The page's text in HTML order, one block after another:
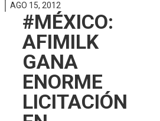
AGO 15, 2012
#MÉXICO:
AFIMILK
GANA
ENORME
LICITACIÓN